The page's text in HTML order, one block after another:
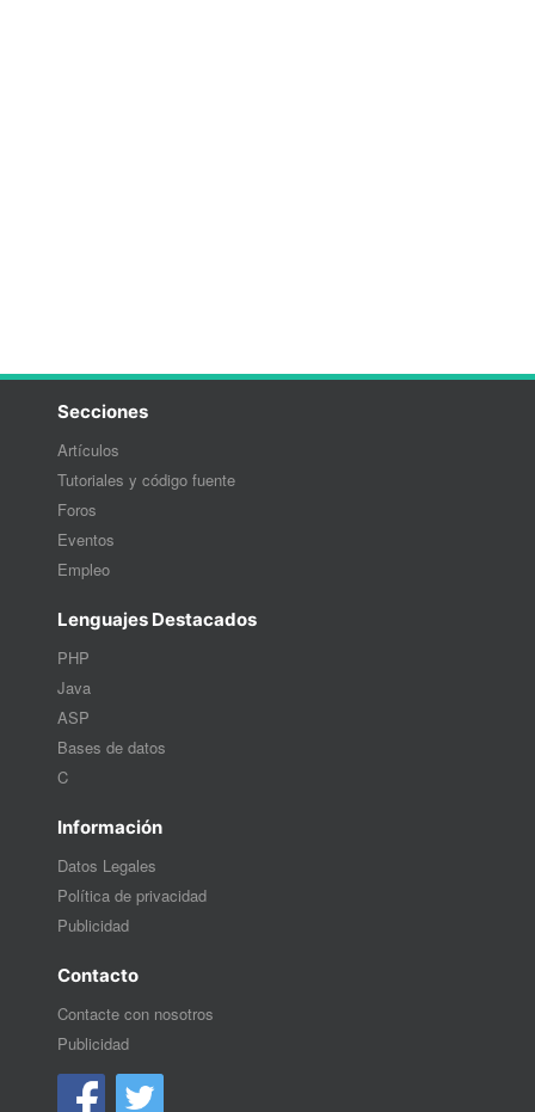
Secciones
Artículos
Tutoriales y código fuente
Foros
Eventos
Empleo
Lenguajes Destacados
PHP
Java
ASP
Bases de datos
C
Información
Datos Legales
Política de privacidad
Publicidad
Contacto
Contacte con nosotros
Publicidad